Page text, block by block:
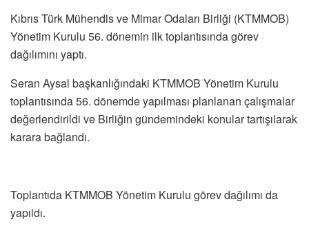
Kıbrıs Türk Mühendis ve Mimar Odaları Birliği (KTMMOB)
Yönetim Kurulu 56. dönemin ilk toplantısında görev
dağılımını yaptı.
Seran Aysal başkanlığındaki KTMMOB Yönetim Kurulu
toplantısında 56. dönemde yapılması planlanan çalışmalar
değerlendirildi ve Birliğin gündemindeki konular tartışılarak
karara bağlandı.
Toplantıda KTMMOB Yönetim Kurulu görev dağılımı da
yapıldı.